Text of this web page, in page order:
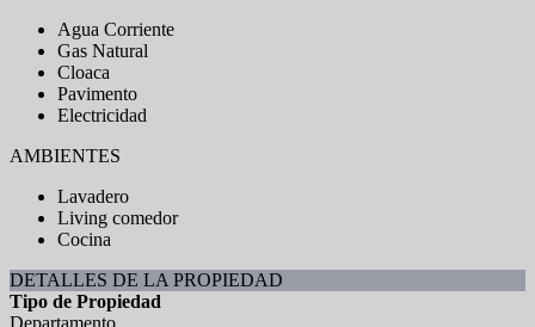
Agua Corriente
Gas Natural
Cloaca
Pavimento
Electricidad
AMBIENTES
Lavadero
Living comedor
Cocina
DETALLES DE LA PROPIEDAD
Tipo de Propiedad
Departamento